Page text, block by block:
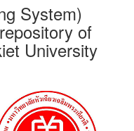
System)
of
University